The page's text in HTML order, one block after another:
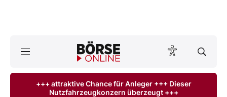
ktuelle Ausgabe BÖRSE ONLINE lesen
+++ attraktive Chance für Anleger +++ Dieser
Nutzfahrzeugkonzern überzeugt +++